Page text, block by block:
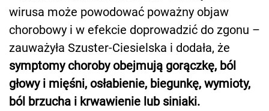
wirusa może powodować poważny objaw
chorobowy i w efekcie doprowadzić do zgonu –
zauważyła Szuster-Ciesielska i dodała, że
symptomy choroby obejmują gorączkę, ból
głowy i mięśni, osłabienie, biegunkę, wymioty,
ból brzucha i krwawienie lub siniaki.